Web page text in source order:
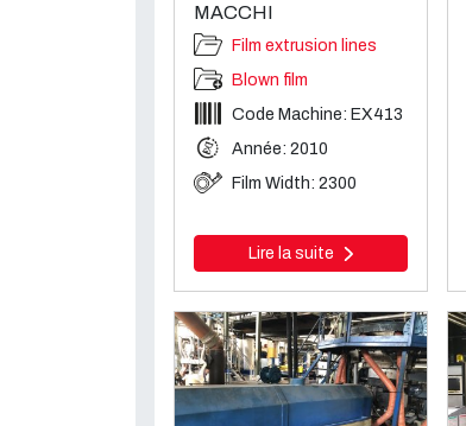
MACCHI
Film extrusion lines
Blown film
Code Machine: EX413
Année: 2010
Film Width: 2300
Lire la suite